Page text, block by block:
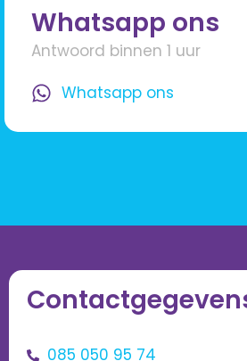
Whatsapp ons
Antwoord binnen 1 uur
Whatsapp ons
085 050 95 74